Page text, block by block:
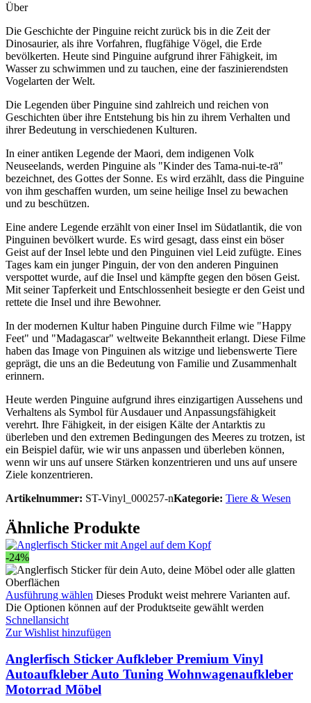
Über
Die Geschichte der Pinguine reicht zurück bis in die Zeit der
Dinosaurier, als ihre Vorfahren, flugfähige Vögel, die Erde
bevölkerten. Heute sind Pinguine aufgrund ihrer Fähigkeit, im
Wasser zu schwimmen und zu tauchen, eine der faszinierendsten
Vogelarten der Welt.
Die Legenden über Pinguine sind zahlreich und reichen von
Geschichten über ihre Entstehung bis hin zu ihrem Verhalten und
ihrer Bedeutung in verschiedenen Kulturen.
In einer antiken Legende der Maori, dem indigenen Volk
Neuseelands, werden Pinguine als "Kinder des Tama-nui-te-rā"
bezeichnet, des Gottes der Sonne. Es wird erzählt, dass die Pinguine
von ihm geschaffen wurden, um seine heilige Insel zu bewachen
und zu beschützen.
Eine andere Legende erzählt von einer Insel im Südatlantik, die von
Pinguinen bevölkert wurde. Es wird gesagt, dass einst ein böser
Geist auf der Insel lebte und den Pinguinen viel Leid zufügte. Eines
Tages kam ein junger Pinguin, der von den anderen Pinguinen
verspottet wurde, auf die Insel und kämpfte gegen den bösen Geist.
Mit seiner Tapferkeit und Entschlossenheit besiegte er den Geist und
rettete die Insel und ihre Bewohner.
In der modernen Kultur haben Pinguine durch Filme wie "Happy
Feet" und "Madagascar" weltweite Bekanntheit erlangt. Diese Filme
haben das Image von Pinguinen als witzige und liebenswerte Tiere
geprägt, die uns an die Bedeutung von Familie und Zusammenhalt
erinnern.
Heute werden Pinguine aufgrund ihres einzigartigen Aussehens und
Verhaltens als Symbol für Ausdauer und Anpassungsfähigkeit
verehrt. Ihre Fähigkeit, in der eisigen Kälte der Antarktis zu
überleben und den extremen Bedingungen des Meeres zu trotzen, ist
ein Beispiel dafür, wie wir uns anpassen und überleben können,
wenn wir uns auf unsere Stärken konzentrieren und uns auf unsere
Ziele konzentrieren.
Artikelnummer: ST-Vinyl_000257-nKategorie: Tiere & Wesen
Ähnliche Produkte
-24%
Ausführung wählen Dieses Produkt weist mehrere Varianten auf.
Die Optionen können auf der Produktseite gewählt werden
Schnellansicht
Zur Wishlist hinzufügen
Anglerfisch Sticker Aufkleber Premium Vinyl
Autoaufkleber Auto Tuning Wohnwagenaufkleber
Motorrad Möbel